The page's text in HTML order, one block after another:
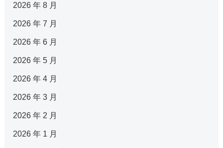
2026 年 8 月
2026 年 7 月
2026 年 6 月
2026 年 5 月
2026 年 4 月
2026 年 3 月
2026 年 2 月
2026 年 1 月